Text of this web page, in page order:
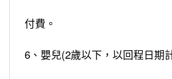
付費。
6、嬰兒(2歲以下，以回程日期